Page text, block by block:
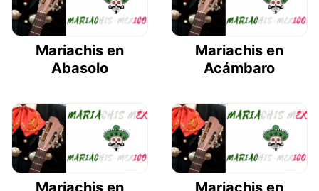
Mariachis en
Abasolo
Mariachis en
Acámbaro